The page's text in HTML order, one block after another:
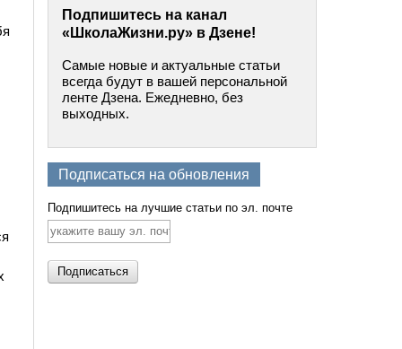
Подпишитесь на канал
«ШколаЖизни.ру» в Дзене!
Самые новые и актуальные статьи
всегда будут в вашей персональной
ленте Дзена. Ежедневно, без
выходных.
Подписаться на обновления
Подпишитесь на лучшие статьи по эл. почте